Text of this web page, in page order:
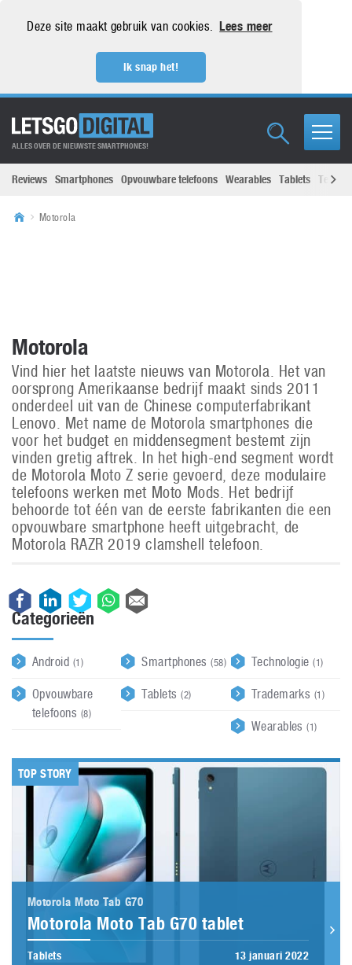
Deze site maakt gebruik van cookies. Lees meer
Ik snap het!
ALLES OVER DE NIEUWSTE SMARTPHONES!
Reviews Smartphones Opvouwbare telefoons Wearables Tablets
Motorola
Motorola
Vind hier het laatste nieuws van Motorola. Het van
oorsprong Amerikaanse bedrijf maakt sinds 2011
onderdeel uit van de Chinese computerfabrikant
Lenovo. Met name de Motorola smartphones die
voor het budget en middensegment bestemt zijn
vinden gretig aftrek. In het high-end segment wordt
de Motorola Moto Z serie gevoerd, deze modulaire
telefoons werken met Moto Mods. Het bedrijf
behoorde tot één van de eerste fabrikanten die een
opvouwbare smartphone heeft uitgebracht, de
Motorola RAZR 2019 clamshell telefoon.
Categorieën
Android (1)
Opvouwbare
telefoons (8)
Smartphones(58)
Tablets(2)
Technologie(1)
Trademarks (1)
Wearables(1)
TOP STORY
Motorola Moto Tab G70
Motorola Moto Tab G70 tablet
Tablets 13 januari 2022